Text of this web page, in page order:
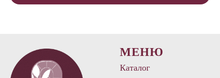
МЕНЮ
Каталог